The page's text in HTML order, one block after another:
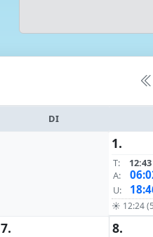
DI
1.
T:
12:43
A:
U:
☀ 12:24
7. 8.